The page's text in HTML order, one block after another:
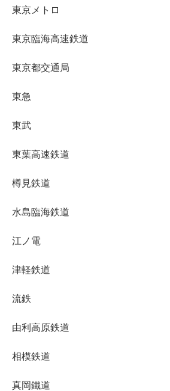
東京メトロ
東京臨海高速鉄道
東京都交通局
東急
東武
東葉高速鉄道
樽見鉄道
水島臨海鉄道
江ノ電
津軽鉄道
流鉄
由利高原鉄道
相模鉄道
真岡鐵道